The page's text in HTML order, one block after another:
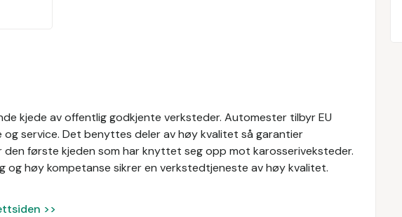
kjede av offentlig godkjente verksteder. Automester tilbyr EU
og service. Det benyttes deler av høy kvalitet så garantier
første kjeden som har knyttet seg opp mot karosseriveksteder.
og høy kompetanse sikrer en verkstedtjeneste av høy kvalitet.
>>